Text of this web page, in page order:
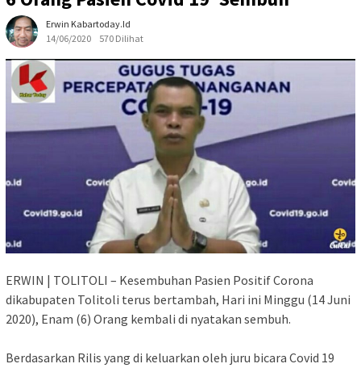
Erwin Kabartoday.id
14/06/2020
570 Dilihat
ERWIN | TOLITOLI – Kesembuhan Pasien Positif Corona
dikabupaten Tolitoli terus bertambah, Hari ini Minggu (14 Juni
2020), Enam (6) Orang kembali di nyatakan sembuh.
Berdasarkan Rilis yang di keluarkan oleh juru bicara Covid 19